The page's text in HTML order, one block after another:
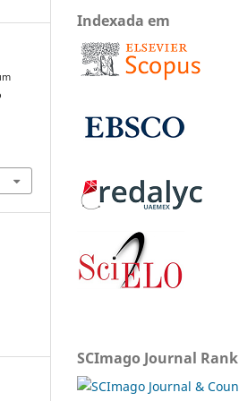
Indexada em
SCImago Journal Rank